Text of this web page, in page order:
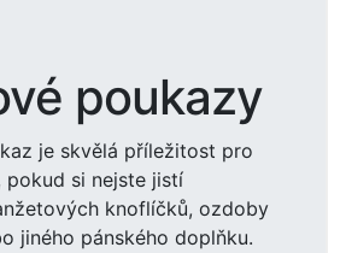
poukazy
je skvělá příležitost pro
pokud si nejste jistí
knoflíčků, ozdoby
jiného pánského doplňku.